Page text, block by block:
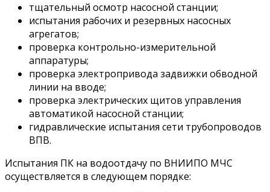
тщательный осмотр насосной станции;
испытания рабочих и резервных насосных
агрегатов;
проверка контрольно-измерительной
аппаратуры;
проверка электропривода задвижки обводной
линии на вводе;
проверка электрических щитов управления
автоматикой насосной станции;
гидравлические испытания сети трубопроводов
ВПВ.
Испытания ПК на водоотдачу по ВНИИПО МЧС
осуществляется в следующем порядке: